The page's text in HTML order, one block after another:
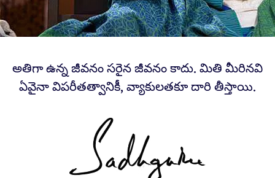
అతిగా ఉన్న జీవనం సరైన జీవనం కాదు. మితి మీరినవి
ఏవైనా విపరీతత్వానికీ, వ్యాకులతకూ దారి తీస్తాయి.